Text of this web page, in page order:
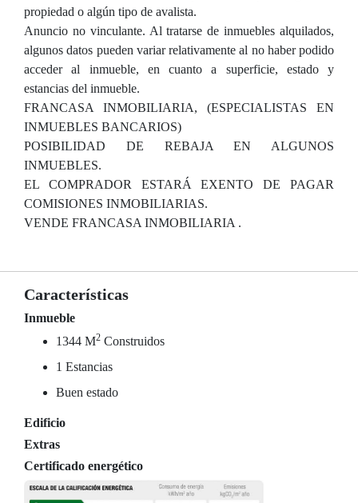
propiedad o algún tipo de avalista.
Anuncio no vinculante. Al tratarse de inmuebles alquilados,
algunos datos pueden variar relativamente al no haber podido
acceder al inmueble, en cuanto a superficie, estado y
estancias del inmueble.
FRANCASA INMOBILIARIA, (ESPECIALISTAS EN
INMUEBLES BANCARIOS)
POSIBILIDAD DE REBAJA EN ALGUNOS
INMUEBLES.
EL COMPRADOR ESTARÁ EXENTO DE PAGAR
COMISIONES INMOBILIARIAS.
VENDE FRANCASA INMOBILIARIA .
Características
Inmueble
1344 M2 Construidos
1 Estancias
Buen estado
Edificio
Extras
Certificado energético